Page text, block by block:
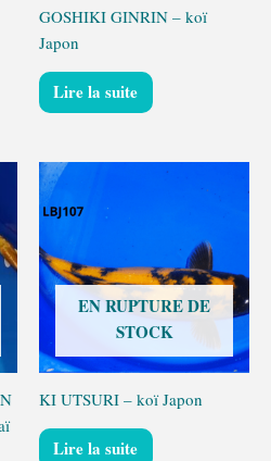
GOSHIKI GINRIN – koï
Japon
Lire la suite
EN RUPTURE DE
STOCK
KI UTSURI – koï Japon
Lire la suite